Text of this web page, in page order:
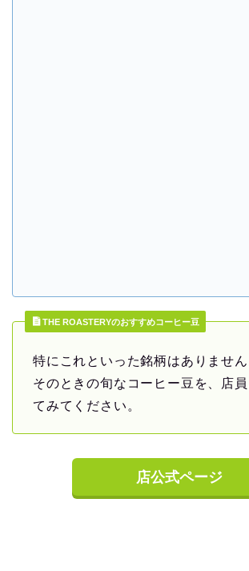
THE ROASTERYのおすすめコーヒー豆
特にこれといった銘柄はありません
そのときの旬なコーヒー豆を、店
てみてください。
店公式ページ